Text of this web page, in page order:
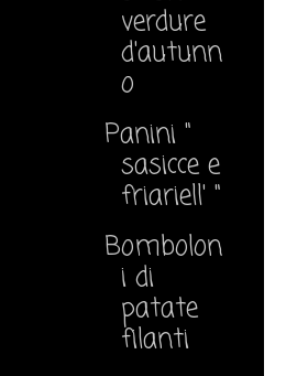
verdure
d'autunn
o
Panini "
sasicce e
friariell' "
Bombolon
i di
patate
filanti